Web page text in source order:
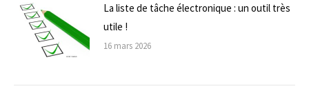
La liste de tâche électronique : un outil très
utile !
16 mars 2026